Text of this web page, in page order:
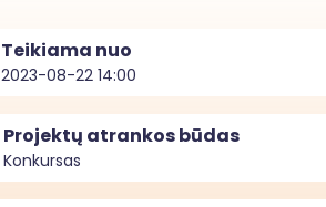
Teikiama nuo
2023-08-22 14:00
Projektų atrankos būdas
Konkursas